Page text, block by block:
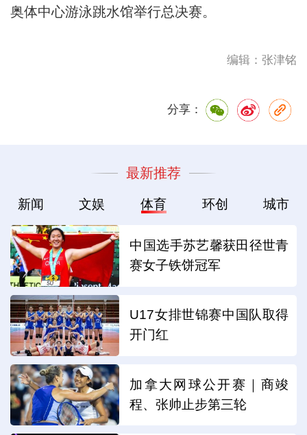
奥体中心游泳跳水馆举行总决赛。
编辑：张津铭
分享：
最新推荐
新闻 文娱 体育 环创 城市
中国选手苏艺馨获田径世青
赛女子铁饼冠军
U17女排世锦赛中国队取得
开门红
加拿大网球公开赛｜商竣
程、张帅止步第三轮